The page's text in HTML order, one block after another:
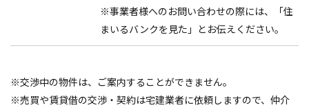
※事業者様へのお問い合わせの際には、「住
まいるバンクを見た」とお伝えください。
※交渉中の物件は、ご案内することができません。
※売買や賃貸借の交渉・契約は宅建業者に依頼しますので、仲介